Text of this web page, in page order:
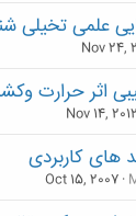
علمی تخیلی
Nov 24,
اثر حرارت
Nov 14, 2012
های کاربردی
Oct 15, 2007